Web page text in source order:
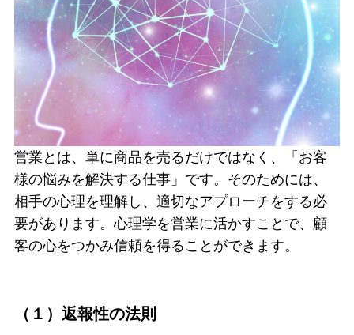
営業とは、単に商品を売るだけではなく、「お客
様の悩みを解決する仕事」です。そのためには、
相手の心理を理解し、適切なアプローチをする必
要があります。心理学を営業に活かすことで、顧
客の心をつかみ信頼を得ることができます。
（１）返報性の法則